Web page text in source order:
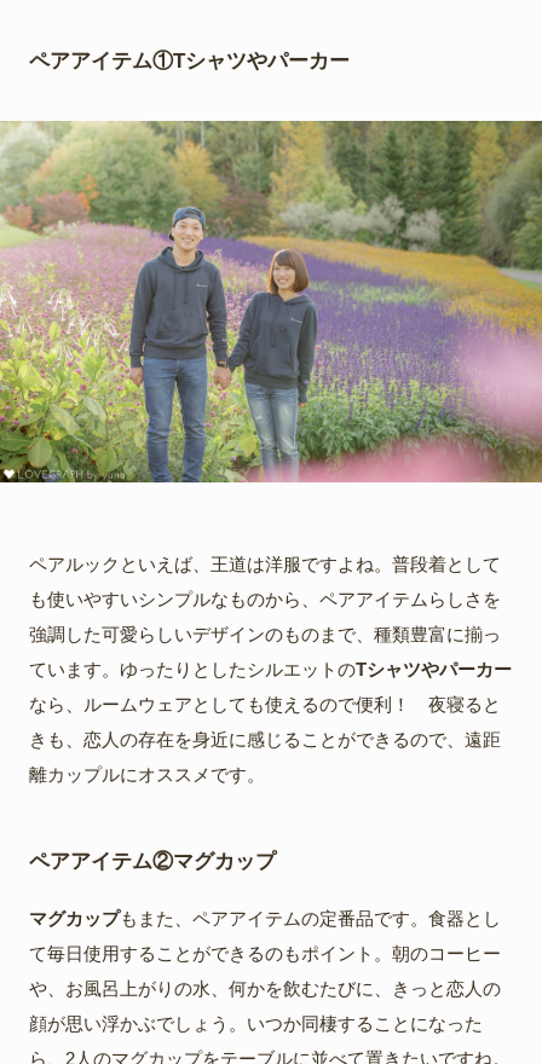
ペアアイテム①Tシャツやパーカー
ペアルックといえば、王道は洋服ですよね。普段着として
も使いやすいシンプルなものから、ペアアイテムらしさを
強調した可愛らしいデザインのものまで、種類豊富に揃っ
ています。ゆったりとしたシルエットのTシャツやパーカー
なら、ルームウェアとしても使えるので便利！ 夜寝ると
きも、恋人の存在を身近に感じることができるので、遠距
離カップルにオススメです。
ペアアイテム②マグカップ
マグカップもまた、ペアアイテムの定番品です。食器とし
て毎日使用することができるのもポイント。朝のコーヒー
や、お風呂上がりの水、何かを飲むたびに、きっと恋人の
顔が思い浮かぶでしょう。いつか同棲することになった
ら、2人のマグカップをテーブルに並べて置きたいですね。